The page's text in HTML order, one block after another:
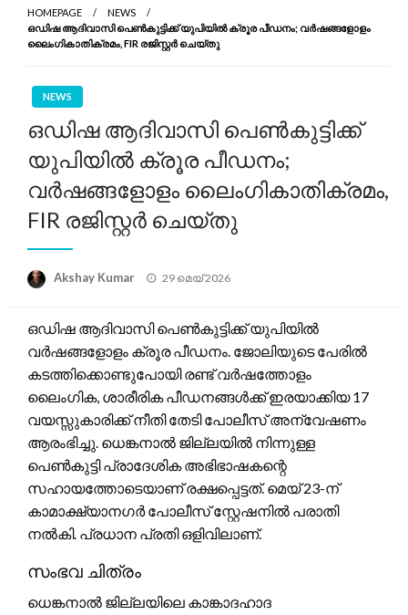
HOMEPAGE
NEWS
ഒഡിഷ ആദിവാസി പെൺകുട്ടിക്ക് യുപിയിൽ ക്രൂര പീഡനം; വർഷങ്ങളോളം
ലൈംഗികാതിക്രമം, FIR രജിസ്റ്റർ ചെയ്തു
NEWS
ഒഡിഷ ആദിവാസി പെൺകുട്ടിക്ക്
യുപിയിൽ ക്രൂര പീഡനം;
വർഷങ്ങളോളം ലൈംഗികാതിക്രമം,
FIR രജിസ്റ്റർ ചെയ്തു
Akshay Kumar
Posted
29 മെയ്‌ 2026
ഒഡിഷ ആദിവാസി പെൺകുട്ടിക്ക് യുപിയിൽ
വർഷങ്ങളോളം ക്രൂര പീഡനം. ജോലിയുടെ പേരിൽ
കടത്തിക്കൊണ്ടുപോയി രണ്ട് വർഷത്തോളം
ലൈംഗിക, ശാരീരിക പീഡനങ്ങൾക്ക് ഇരയാക്കിയ 17
വയസ്സുകാരിക്ക് നീതി തേടി പോലീസ് അന്വേഷണം
ആരംഭിച്ചു. ധെങ്കനാൽ ജില്ലയിൽ നിന്നുള്ള
പെൺകുട്ടി പ്രാദേശിക അഭിഭാഷകന്റെ
സഹായത്തോടെയാണ് രക്ഷപ്പെട്ടത്. മെയ് 23-ന്
കാമാക്ഷ്യാനഗർ പോലീസ് സ്റ്റേഷനിൽ പരാതി
നൽകി. പ്രധാന പ്രതി ഒളിവിലാണ്.
സംഭവ ചിത്രം
ധെങ്കനാൽ ജില്ലയിലെ കാങ്കാദഹാദ